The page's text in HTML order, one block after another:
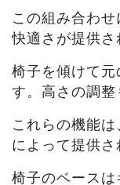
この組み合わ
快適さが提供さ
椅子を傾けて元
す。高さの調整
これらの機能
によって提供さ
椅子のベース